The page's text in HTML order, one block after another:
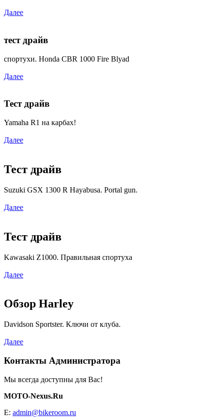
Далее
тест драйв
спортухи. Honda CBR 1000 Fire Blyad
Далее
Тест драйв
Yamaha R1 на карбах!
Далее
Тест драйв
Suzuki GSX 1300 R Hayabusa. Portal gun.
Далее
Тест драйв
Kawasaki Z1000. Правильная спортуха
Далее
Обзор Harley
Davidson Sportster. Ключи от клуба.
Далее
Контакты Администратора
Мы всегда доступны для Вас!
MOTO-Nexus.Ru
E: admin@bikeroom.ru